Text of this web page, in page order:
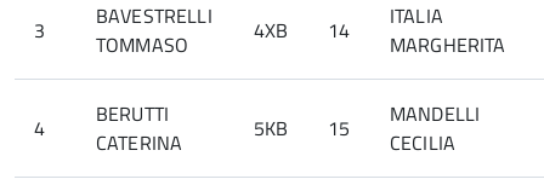
3
BAVESTRELLI
TOMMASO
4XB 14
ITALIA
MARGHERITA
4
BERUTTI
CATERINA
5KB 15
MANDELLI
CECILIA